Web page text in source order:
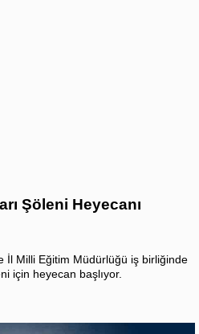
Şöleni Heyecanı
İl Milli Eğitim Müdürlüğü iş birliğinde
için heyecan başlıyor.